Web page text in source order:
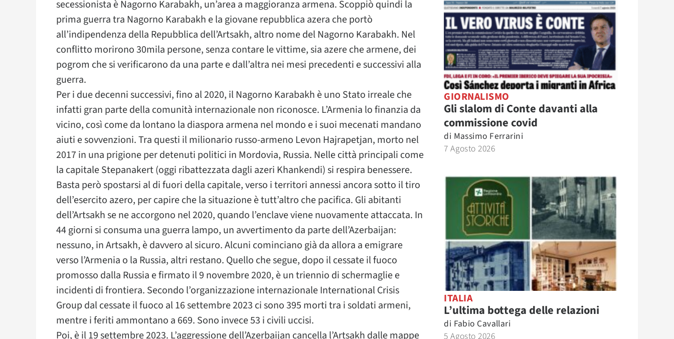
secessionista è Nagorno Karabakh, un’area a maggioranza armena. Scoppiò quindi la
prima guerra tra Nagorno Karabakh e la giovane repubblica azera che portò
all’indipendenza della Repubblica dell’Artsakh, altro nome del Nagorno Karabakh. Nel
conflitto morirono 30mila persone, senza contare le vittime, sia azere che armene, dei
pogrom che si verificarono da una parte e dall’altra nei mesi precedenti e successivi alla
guerra.
Per i due decenni successivi, fino al 2020, il Nagorno Karabakh è uno Stato irreale che
infatti gran parte della comunità internazionale non riconosce. L’Armenia lo finanzia da
vicino, così come da lontano la diaspora armena nel mondo e i suoi mecenati mandano
aiuti e sovvenzioni. Tra questi il milionario russo-armeno Levon Hajrapetjan, morto nel
2017 in una prigione per detenuti politici in Mordovia, Russia. Nelle città principali come
la capitale Stepanakert (oggi ribattezzata dagli azeri Khankendi) si respira benessere.
Basta però spostarsi al di fuori della capitale, verso i territori annessi ancora sotto il tiro
dell’esercito azero, per capire che la situazione è tutt’altro che pacifica. Gli abitanti
dell’Artsakh se ne accorgono nel 2020, quando l’enclave viene nuovamente attaccata. In
44 giorni si consuma una guerra lampo, un avvertimento da parte dell’Azerbaijan:
nessuno, in Artsakh, è davvero al sicuro. Alcuni cominciano già da allora a emigrare
verso l’Armenia o la Russia, altri restano. Quello che segue, dopo il cessate il fuoco
promosso dalla Russia e firmato il 9 novembre 2020, è un triennio di schermaglie e
incidenti di frontiera. Secondo l’organizzazione internazionale International Crisis
Group dal cessate il fuoco al 16 settembre 2023 ci sono 395 morti tra i soldati armeni,
mentre i feriti ammontano a 669. Sono invece 53 i civili uccisi.
Poi, è il 19 settembre 2023. L’aggressione dell’Azerbaijan cancella l’Artsakh dalle mappe
GIORNALISMO
Gli slalom di Conte davanti alla
commissione covid
di Massimo Ferrarini
7 Agosto 2026
ITALIA
L’ultima bottega delle relazioni
di Fabio Cavallari
5 Agosto 2026